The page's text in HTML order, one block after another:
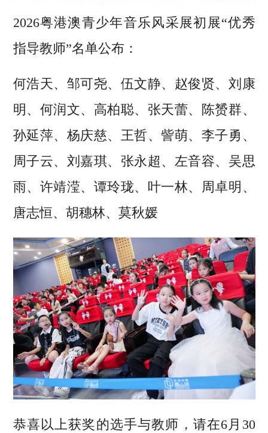
2026粤港澳青少年音乐风采展初展“优秀
指导教师”名单公布：
何浩天、邹可尧、伍文静、赵俊贤、刘康
明、何润文、高柏聪、张天蕾、陈赟群、
孙延萍、杨庆慈、王哲、訾萌、李子勇、
周子云、刘嘉琪、张永超、左音容、吴思
雨、许靖滢、谭玲珑、叶一林、周卓明、
唐志恒、胡穗林、莫秋媛
恭喜以上获奖的选手与教师，请在6月30